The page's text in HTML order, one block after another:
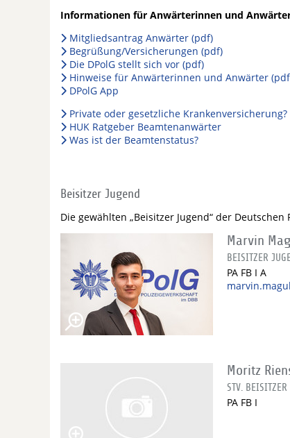
Informationen für Anwärterinnen und
Mitgliedsantrag Anwärter (pdf)
Begrüßung/Versicherungen (pdf)
Die DPolG stellt sich vor (pdf)
Hinweise für Anwärterinnen und Anwärter
DPolG App
Private oder gesetzliche Krankenversicherung?
HUK Ratgeber Beamtenanwärter
Was ist der Beamtenstatus?
Beisitzer Jugend
Die gewählten „Beisitzer Jugend“ der
Marvin
BEISITZER
PA FB I A
Moritz
STV. BEISITZER
PA FB I